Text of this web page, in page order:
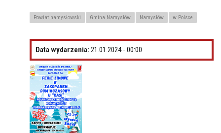
Powiat namysłowski Gmina Namysłów Namysłów w Polsce
Data wydarzenia: 21.01.2024 - 00:00